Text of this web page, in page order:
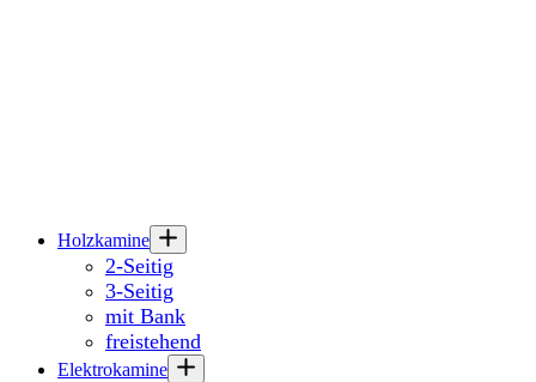
Holzkamine
2-Seitig
3-Seitig
mit Bank
freistehend
Elektrokamine